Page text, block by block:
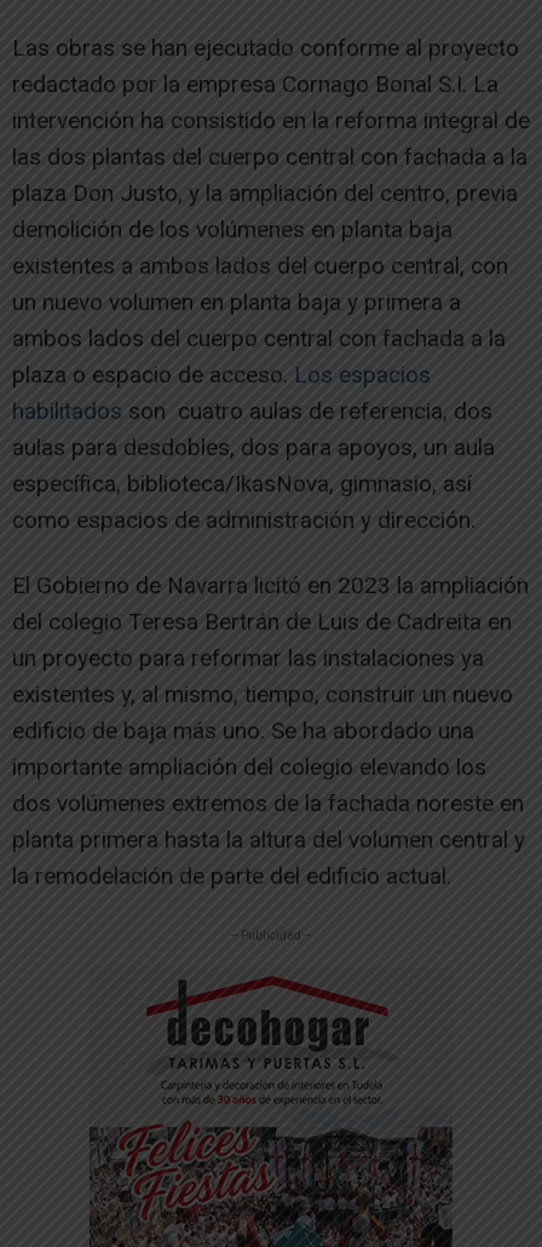
Las obras se han ejecutado conforme al proyecto
redactado por la empresa Cornago Bonal S.I. La
intervención ha consistido en la reforma integral de
las dos plantas del cuerpo central con fachada a la
plaza Don Justo, y la ampliación del centro, previa
demolición de los volúmenes en planta baja
existentes a ambos lados del cuerpo central, con
un nuevo volumen en planta baja y primera a
ambos lados del cuerpo central con fachada a la
plaza o espacio de acceso. Los espacios
habilitados son cuatro aulas de referencia, dos
aulas para desdobles, dos para apoyos, un aula
específica, biblioteca/IkasNova, gimnasio, así
como espacios de administración y dirección.
El Gobierno de Navarra licitó en 2023 la ampliación
del colegio Teresa Bertrán de Luis de Cadreita en
un proyecto para reformar las instalaciones ya
existentes y, al mismo, tiempo, construir un nuevo
edificio de baja más uno. Se ha abordado una
importante ampliación del colegio elevando los
dos volúmenes extremos de la fachada noreste en
planta primera hasta la altura del volumen central y
la remodelación de parte del edificio actual.
-- Publicidad --